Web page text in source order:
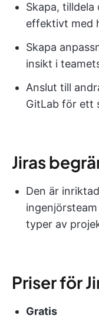
Skapa,
effektivt med
Skapa
insikt i
Anslut till
GitLab för ett
Jiras
Den är
typer av
Priser för
Gratis